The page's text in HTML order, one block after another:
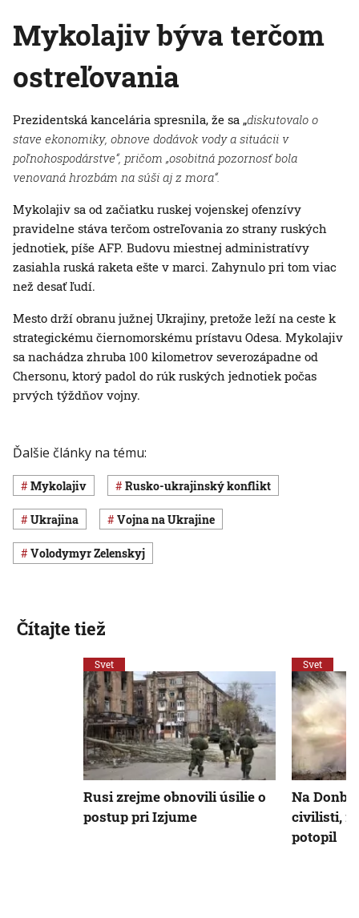
Mykolajiv býva terčom
ostreľovania
Prezidentská kancelária spresnila, že sa „diskutovalo o
stave ekonomiky, obnove dodávok vody a situácii v
poľnohospodárstve“, pričom „osobitná pozornosť bola
venovaná hrozbám na súši aj z mora“.
Mykolajiv sa od začiatku ruskej vojenskej ofenzívy
pravidelne stáva terčom ostreľovania zo strany ruských
jednotiek, píše AFP. Budovu miestnej administratívy
zasiahla ruská raketa ešte v marci. Zahynulo pri tom viac
než desať ľudí.
Mesto drží obranu južnej Ukrajiny, pretože leží na ceste k
strategickému čiernomorskému prístavu Odesa. Mykolajiv
sa nachádza zhruba 100 kilometrov severozápadne od
Chersonu, ktorý padol do rúk ruských jednotiek počas
prvých týždňov vojny.
Ďalšie články na tému:
Mykolajiv rusko-ukrajinský konflikt
Ukrajina vojna na Ukrajine
Volodymyr Zelenskyj
Čítajte tiež
Svet
Rusi zrejme obnovili úsilie o
postup pri Izjume
Svet
Na
civilisti,
potopil